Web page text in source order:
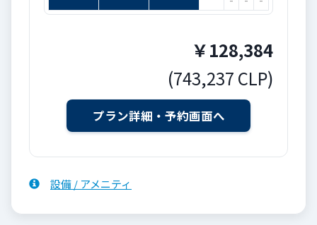
￥128,384
(743,237 CLP)
設備 / アメニティ